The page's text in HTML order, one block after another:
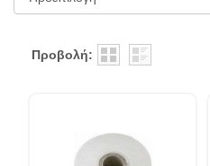
Προβολή: